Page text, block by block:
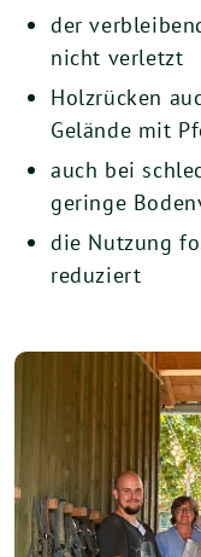
der
nicht verletzt
Holzrücken
Gelände mit
auch bei
geringe
die Nutzung
reduziert